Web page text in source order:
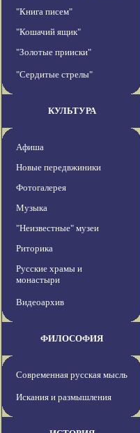
"Книга писем"
"Кошачий ящик"
"Золотые прииски"
"Сердитые стрелы"
КУЛЬТУРА
Афиша
Новые передвжиники
Фотогалерея
Музыка
"Неизвестные" музеи
Риторика
Русские храмы и
монастыри
Видеоархив
ФИЛОСОФИЯ
Современная русская мысль
Искания и размышления